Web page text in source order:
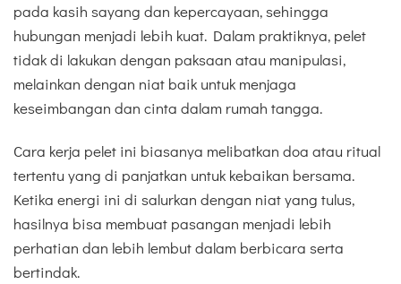
pada kasih sayang dan kepercayaan, sehingga
hubungan menjadi lebih kuat. Dalam praktiknya, pelet
tidak di lakukan dengan paksaan atau manipulasi,
melainkan dengan niat baik untuk menjaga
keseimbangan dan cinta dalam rumah tangga.
Cara kerja pelet ini biasanya melibatkan doa atau ritual
tertentu yang di panjatkan untuk kebaikan bersama.
Ketika energi ini di salurkan dengan niat yang tulus,
hasilnya bisa membuat pasangan menjadi lebih
perhatian dan lebih lembut dalam berbicara serta
bertindak.